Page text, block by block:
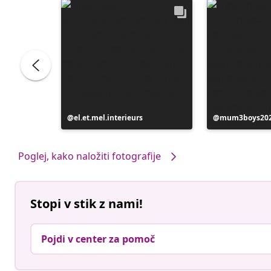
Objavo
je
el.et.mel.interieurs
Objavo
je
Poglej, kako naložiti fotografije
Stopi v stik z nami!
Pojdi v center za pomoč